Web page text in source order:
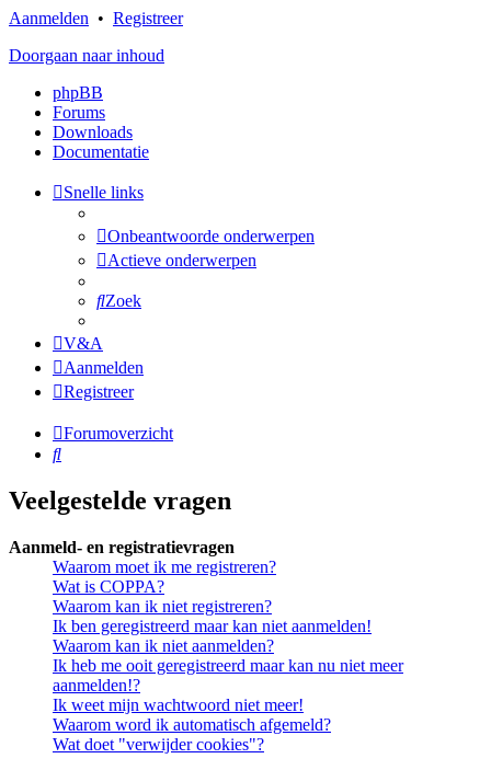
Aanmelden • Registreer
Doorgaan naar inhoud
phpBB
Forums
Downloads
Documentatie
Snelle links
Onbeantwoorde onderwerpen
Actieve onderwerpen
Zoek
V&A
Aanmelden
Registreer
Forumoverzicht
Zoek
Veelgestelde vragen
Aanmeld- en registratievragen
Waarom moet ik me registreren?
Wat is COPPA?
Waarom kan ik niet registreren?
Ik ben geregistreerd maar kan niet aanmelden!
Waarom kan ik niet aanmelden?
Ik heb me ooit geregistreerd maar kan nu niet meer
aanmelden!?
Ik weet mijn wachtwoord niet meer!
Waarom word ik automatisch afgemeld?
Wat doet "verwijder cookies"?